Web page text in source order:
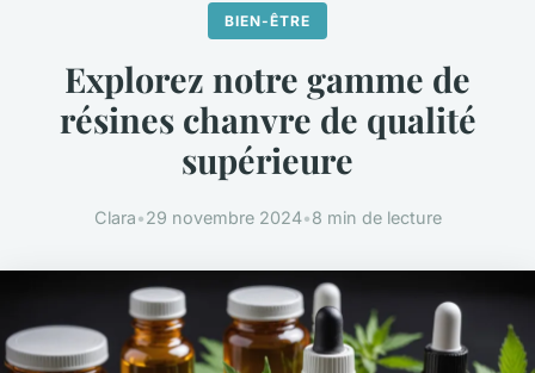
BIEN-ÊTRE
Explorez notre gamme de
résines chanvre de qualité
supérieure
Clara•29 novembre 2024•8 min de lecture